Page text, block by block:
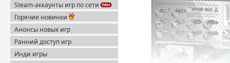
Steam-аккаунты игр по сети
Горячие новинки
Анонсы новых игр
Ранний доступ игр
Инди игры